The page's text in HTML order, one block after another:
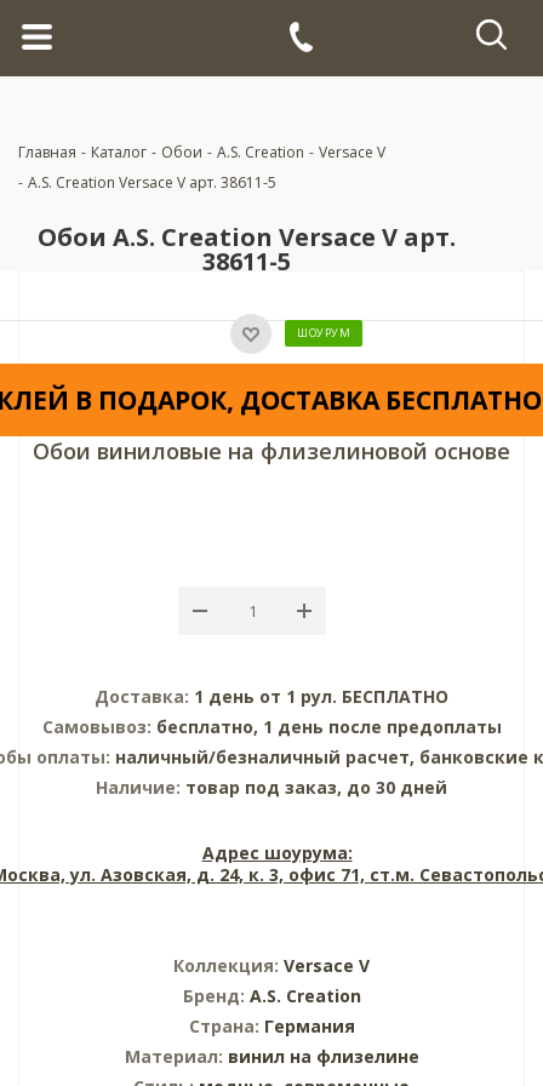
Главная - Каталог - Обои - A.S. Creation - Versace V
- A.S. Creation Versace V арт. 38611-5
Обои A.S. Creation Versace V арт.
38611-5
ШОУРУМ
В ПОДАРОК, ДОСТАВКА
Обои виниловые на флизелиновой основе
Доставка: 1 день от 1 рул. БЕСПЛАТНО
Самовывоз: бесплатно, 1 день после предоплаты
оплаты: наличный/безналичный расчет, банковские
Наличие: товар под заказ, до 30 дней
Адрес шоурума:
ул. Азовская, д. 24, к. 3, офис 71, ст.м.
Коллекция: Versace V
Бренд: A.S. Creation
Страна: Германия
Материал: винил на флизелине